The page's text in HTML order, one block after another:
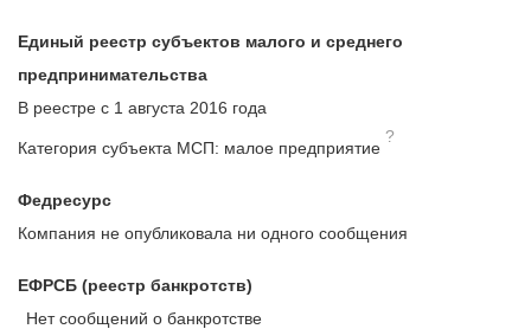
Единый реестр субъектов малого и среднего
предпринимательства
В реестре с 1 августа 2016 года
Категория субъекта МСП: малое предприятие
?
Федресурс
Компания не опубликовала ни одного сообщения
ЕФРСБ (реестр банкротств)
Нет сообщений о банкротстве